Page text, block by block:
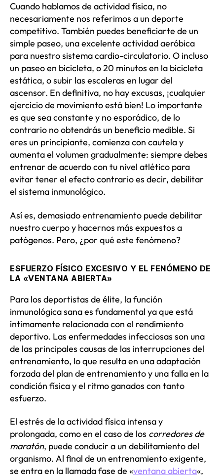
Cuando hablamos de actividad física, no
necesariamente nos referimos a un deporte
competitivo. También puedes beneficiarte de un
simple paseo, una excelente actividad aeróbica
para nuestro sistema cardio-circulatorio. O incluso
un paseo en bicicleta, o 20 minutos en la bicicleta
estática, o subir las escaleras en lugar del
ascensor. En definitiva, no hay excusas, ¡cualquier
ejercicio de movimiento está bien! Lo importante
es que sea constante y no esporádico, de lo
contrario no obtendrás un beneficio medible. Si
eres un principiante, comienza con cautela y
aumenta el volumen gradualmente: siempre debes
entrenar de acuerdo con tu nivel atlético para
evitar tener el efecto contrario es decir, debilitar
el sistema inmunológico.
Así es, demasiado entrenamiento puede debilitar
nuestro cuerpo y hacernos más expuestos a
patógenos. Pero, ¿por qué este fenómeno?
ESFUERZO FÍSICO EXCESIVO Y EL FENÓMENO DE
LA «VENTANA ABIERTA»
Para los deportistas de élite, la función
inmunológica sana es fundamental ya que está
íntimamente relacionada con el rendimiento
deportivo. Las enfermedades infecciosas son una
de las principales causas de las interrupciones del
entrenamiento, lo que resulta en una adaptación
forzada del plan de entrenamiento y una falla en la
condición física y el ritmo ganados con tanto
esfuerzo.
El estrés de la actividad física intensa y
prolongada, como en el caso de los corredores de
maratón, puede conducir a un debilitamiento del
organismo. Al final de un entrenamiento exigente,
se entra en la llamada fase de «ventana abierta«,